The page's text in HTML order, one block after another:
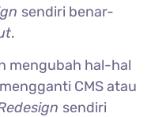
sendiri benar-
.
mengubah hal-hal
CMS atau
sendiri